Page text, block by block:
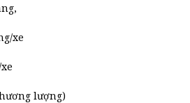
xe
lượng)